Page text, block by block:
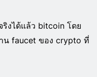
ริงได้แล้ว bitcoin โดย
น faucet ของ crypto ที่